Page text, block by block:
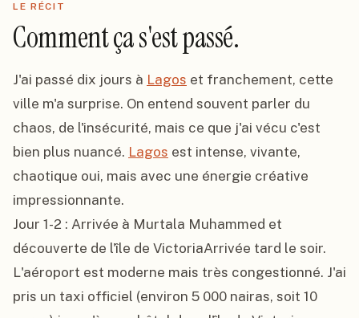
LE RÉCIT
Comment ça s'est passé.
J'ai passé dix jours à Lagos et franchement, cette
ville m'a surprise. On entend souvent parler du
chaos, de l'insécurité, mais ce que j'ai vécu c'est
bien plus nuancé. Lagos est intense, vivante,
chaotique oui, mais avec une énergie créative
impressionnante.
Jour 1-2 : Arrivée à Murtala Muhammed et
découverte de l'île de VictoriaArrivée tard le soir.
L'aéroport est moderne mais très congestionné. J'ai
pris un taxi officiel (environ 5 000 nairas, soit 10